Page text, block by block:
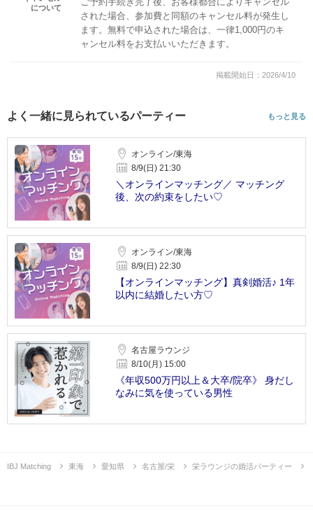
について
された場合、参加費と同額のキャンセル料が発生し
ます。無料で申込された場合は、一律1,000円のキ
ャンセル料をお支払いいただきます。
掲載開始日：2026/4/10
よく一緒に見られているパーティー もっと見る
オンライン/東海
8/9(日) 21:30
＼オンラインマッチング／ マッチング
後、次の約束をしたい♡
オンライン/東海
8/9(日) 22:30
【オンラインマッチング】真剣婚活♪ 1年
以内に結婚したい方♡
名古屋ラウンジ
8/10(月) 15:00
《年収500万円以上＆大卒/院卒》 身だし
なみに気を使っている男性
IBJ Matching 東海 愛知県 名古屋/栄 栄ラウンジの婚活パーティー